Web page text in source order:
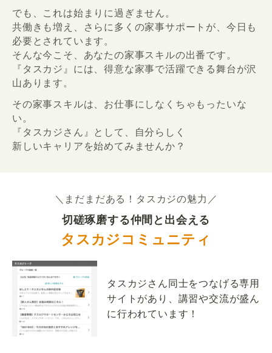
でも、これは始まりに過ぎません。
共働きも増え、さらに多くの家事サポートが、今日も
必要とされています。
そんな今こそ、あなたの家事スキルの出番です。
『タスカジ』には、得意な家事で活躍できる舞台が沢
山あります。
その家事スキルは、お仕事にしなくちゃもったいな
い。
『タスカジさん』として、自分らしく
新しいキャリアを始めてみませんか？
＼まだまだある！タスカジの魅力／
切磋琢磨する仲間と出会える
タスカジコミュニティ
タスカジさん同士をつなげる専用
サイトがあり、講習や交流が盛ん
に行われています！